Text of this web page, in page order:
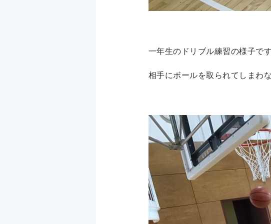
一年生のドリブル練習の様子です
相手にボールを取られてしまわな